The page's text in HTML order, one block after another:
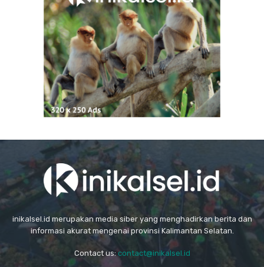
inikalsel.id merupakan media siber yang menghadirkan berita dan
informasi akurat mengenai provinsi Kalimantan Selatan.
Contact us:contact@inikalsel.id